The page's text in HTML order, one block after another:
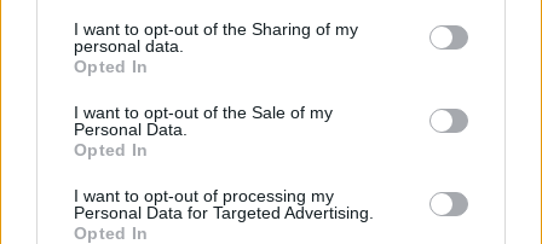
I want to opt-out of the Sharing of my
personal data.
Opted In
I want to opt-out of the Sale of my
Personal Data.
Opted In
I want to opt-out of processing my
Personal Data for Targeted Advertising.
Opted In